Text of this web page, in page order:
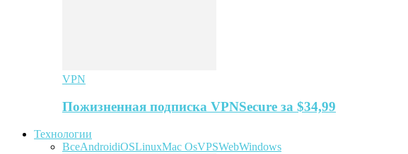
VPN
Пожизненная подписка VPNSecure за $34,99
Технологии
ВсеAndroidiOSLinuxMac OsVPSWebWindows